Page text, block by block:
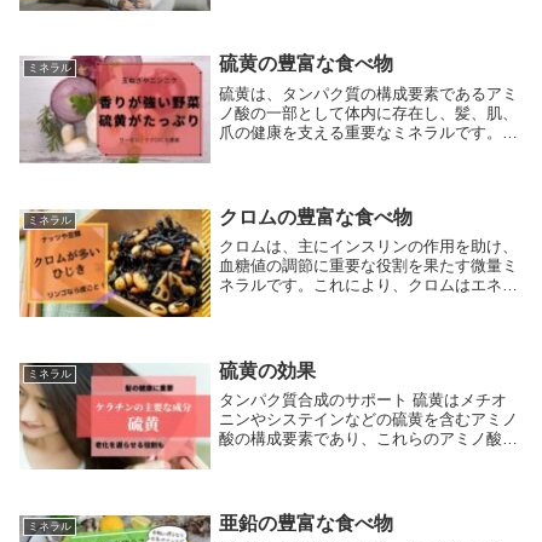
ムターゼ（S...
ミネラル 硫黄の豊富な食べ物
硫黄は、タンパク質の構成要素であるアミ
ノ酸の一部として体内に存在し、髪、肌、
爪の健康を支える重要なミネラルです。ま
生活において重...
ミネラル クロムの豊富な食べ物
クロムは、主にインスリンの作用を助け、
血糖値の調節に重要な役割を果たす微量ミ
ネラルです。これにより、クロムはエネル
25μg...
ミネラル 硫黄の効果
タンパク質合成のサポート 硫黄はメチオ
ニンやシステインなどの硫黄を含むアミノ
酸の構成要素であり、これらのアミノ酸は
命を維持する...
ミネラル 亜鉛の豊富な食べ物